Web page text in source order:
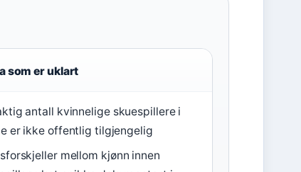
som er uklart
antall kvinnelige skuespillere i
er ikke offentlig tilgjengelig
mellom kjønn innen